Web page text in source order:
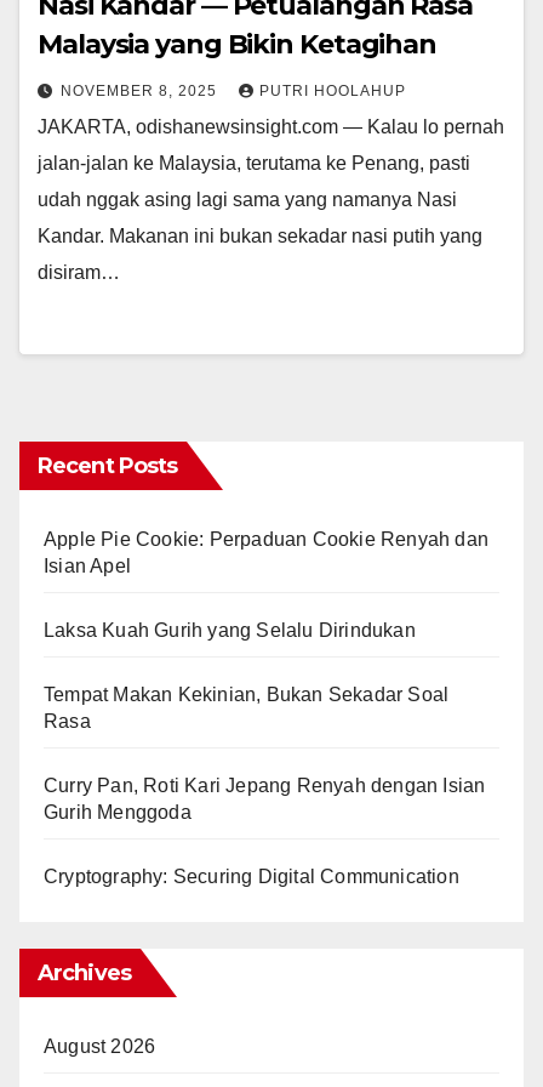
Malaysia yang Bikin Ketagihan
NOVEMBER 8, 2025 PUTRI HOOLAHUP
JAKARTA, odishanewsinsight.com — Kalau lo pernah
jalan-jalan ke Malaysia, terutama ke Penang, pasti
udah nggak asing lagi sama yang namanya Nasi
Kandar. Makanan ini bukan sekadar nasi putih yang
disiram…
Recent Posts
Apple Pie Cookie: Perpaduan Cookie Renyah dan
Isian Apel
Laksa Kuah Gurih yang Selalu Dirindukan
Tempat Makan Kekinian, Bukan Sekadar Soal
Rasa
Curry Pan, Roti Kari Jepang Renyah dengan Isian
Gurih Menggoda
Cryptography: Securing Digital Communication
Archives
August 2026